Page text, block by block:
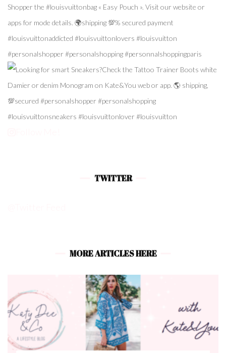
TWITTER
MORE ARTICLES HERE